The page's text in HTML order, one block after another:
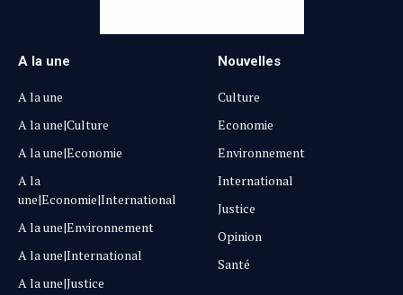
A la une
A la une
A la une|Culture
A la une|Economie
A la
une|Economie|International
A la une|Environnement
A la une|International
A la une|Justice
Nouvelles
Culture
Economie
Environnement
International
Justice
Opinion
Santé